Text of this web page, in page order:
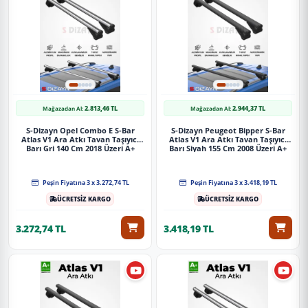
Paket İçeriği
S-Dizayn Mercedes E-Class W211 SW S-Bar Atlas V1 Ara Atkı
Tavan Taşıyıcı Barı Siyah 130 Cm 2003-2009 A+ Kalite
Güvenli Teslimat
Siparişleriniz darbe emici özel ambalajlarla, kargoda zarar
görmeyecek şekilde paketlenerek tarafınıza ulaştırılır. %100
Müşteri memnuniyeti garantisiyle.
Mağazadan Al:2.813,46 TL
S-Dizayn Opel Combo E S-Bar
Atlas V1 Ara Atkı Tavan Taşıyıcı
Barı Gri 140 Cm 2018 Üzeri A+
Peşin Fiyatına 3 x 3.272,74 TL
ÜCRETSİZ KARGO
3.272,74 TL
Mağazadan Al:2.944,37 TL
S-Dizayn Peugeot Bipper S-Bar
Atlas V1 Ara Atkı Tavan Taşıyıcı
Barı Siyah 155 Cm 2008 Üzeri A+
Peşin Fiyatına 3 x 3.418,19 TL
ÜCRETSİZ KARGO
3.418,19 TL